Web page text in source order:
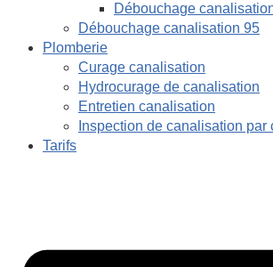
Débouchage
Débouchage canalisation 95
Plomberie
Curage canalisation
Hydrocurage de canalisation
Entretien canalisation
Inspection de canalisation par
Tarifs